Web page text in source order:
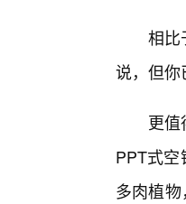
相比
说，但你
更
PPT式
多肉植